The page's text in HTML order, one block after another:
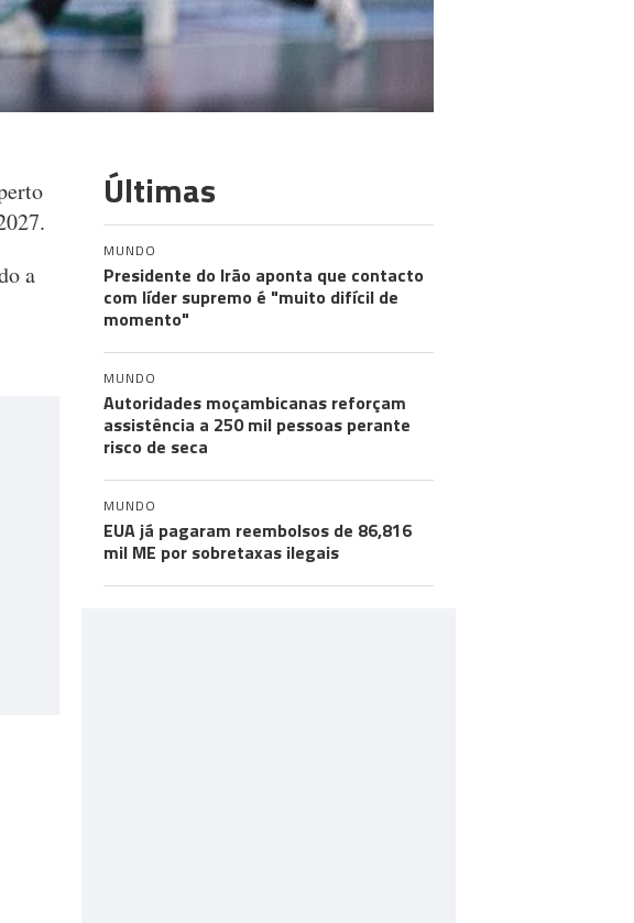
a
Últimas
MUNDO
Presidente do Irão aponta que contacto
com líder supremo é "muito difícil de
momento"
MUNDO
Autoridades moçambicanas reforçam
assistência a 250 mil pessoas perante
risco de seca
MUNDO
EUA já pagaram reembolsos de 86,816
mil ME por sobretaxas ilegais